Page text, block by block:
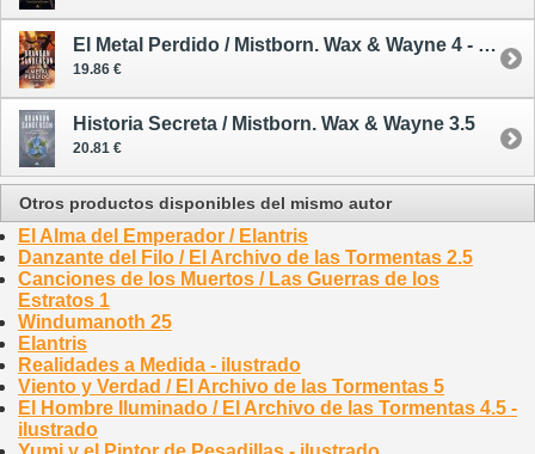
El Metal Perdido / Mistborn. Wax & Wayne 4 - rústica
19.86 €
Historia Secreta / Mistborn. Wax & Wayne 3.5
20.81 €
Otros productos disponibles del mismo autor
El Alma del Emperador / Elantris
Danzante del Filo / El Archivo de las Tormentas 2.5
Canciones de los Muertos / Las Guerras de los
Estratos 1
Windumanoth 25
Elantris
Realidades a Medida - ilustrado
Viento y Verdad / El Archivo de las Tormentas 5
El Hombre Iluminado / El Archivo de las Tormentas 4.5 -
ilustrado